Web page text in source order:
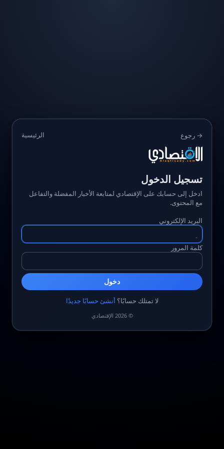
→ رجوع الرئيسية
تسجيل الدخول
ادخل إلى حسابك على الإقتصادي لمتابعة الأخبار المفضلة والتفاعل
مع المحتوى.
البريد الإلكتروني
كلمة المرور
دخول
لا تمتلك حسابًا؟ أنشئ حسابًا جديدًا
© 2026 الإقتصادي